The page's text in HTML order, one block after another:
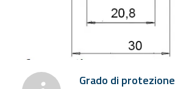
Grado di protezione